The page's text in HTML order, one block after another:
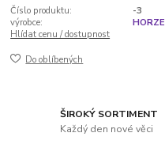
Číslo produktu:
-3
výrobce:
HORZE
Hlídat cenu / dostupnost
Do oblíbených
ŠIROKÝ SORTIMENT
Každý den nové věci